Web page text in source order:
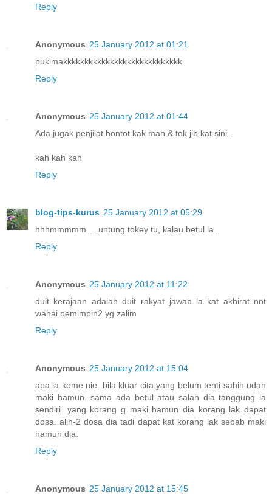
Reply
Anonymous 25 January 2012 at 01:21
pukimakkkkkkkkkkkkkkkkkkkkkkkkkkkk
Reply
Anonymous 25 January 2012 at 01:44
Ada jugak penjilat bontot kak mah & tok jib kat sini..
kah kah kah
Reply
blog-tips-kurus 25 January 2012 at 05:29
hhhmmmmm.... untung tokey tu, kalau betul la..
Reply
Anonymous 25 January 2012 at 11:22
duit kerajaan adalah duit rakyat..jawab la kat akhirat nnt
wahai pemimpin2 yg zalim
Reply
Anonymous 25 January 2012 at 15:04
apa la kome nie. bila kluar cita yang belum tenti sahih udah
maki hamun. sama ada betul atau salah dia tanggung la
sendiri. yang korang g maki hamun dia korang lak dapat
dosa. alih-2 dosa dia tadi dapat kat korang lak sebab maki
hamun dia.
Reply
Anonymous 25 January 2012 at 15:45